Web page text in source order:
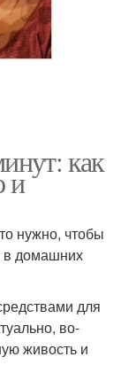
как
и
нужно, чтобы
в домашних
для
во-
живость и